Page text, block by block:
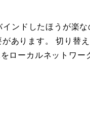
ンドしたほうが楽な
あります。 切り替
ローカルネットワー